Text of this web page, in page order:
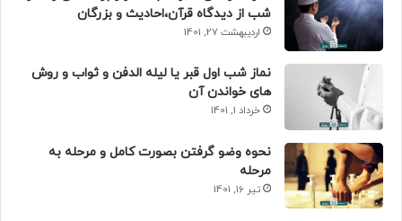
شب از دیدگاه قرآن،احادیث و بزرگان
اردیبهشت 27, 1401
نماز شب اول قبر یا لیله الدفن و ثواب و روش
های خواندن آن
خرداد 1, 1401
نحوه وضو گرفتن بصورت کامل و مرحله به
مرحله
تیر 16, 1401